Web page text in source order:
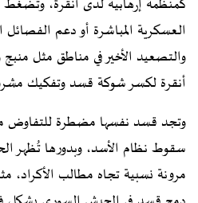
كمنظمة إرهابية لدى أنقرة،
العسكرية المباشرة أو دعم الفصائل
والتصعيد الأخير في مناطق مثل
أنقرة لكسر شوكة قسد وتفكيك
وتجد قسد نفسها مضطرة للتفاوض
سقوط نظام الأسد، وبدورها تُظهر
مرونة نسبية تجاه مطالب الأكراد،